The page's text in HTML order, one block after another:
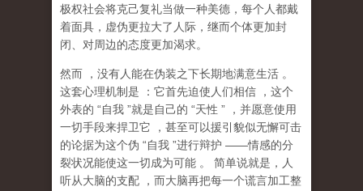
极权社会将克己复礼当做一种美德，每个人都戴
着面具，虚伪更拉大了人际，继而个体更加封
闭、对周边的态度更加渴求。
然而 ，没有人能在伪装之下长期地满意生活 。
这套心理机制是
：它首先迫使人们相信
，这个
外表的 “自我 ”就是自己的 “天性 ”
，并愿意使用
一切手段来捍卫它
，甚至可以援引貌似无懈可击
的论据为这个伪 “自我 ”进行辩护 ——情感的分
裂状况能使这一切成为可能 。 简单说就是， 人
听从大脑的支配
，而大脑再把每一个谎言加工整